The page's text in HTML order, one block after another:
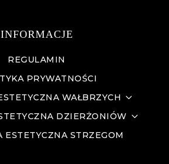
INFORMACJE
REGULAMIN
PRYWATNOŚCI
WAŁBRZYCH
DZIERŻONIÓW
ESTETYCZNA STRZEGOM